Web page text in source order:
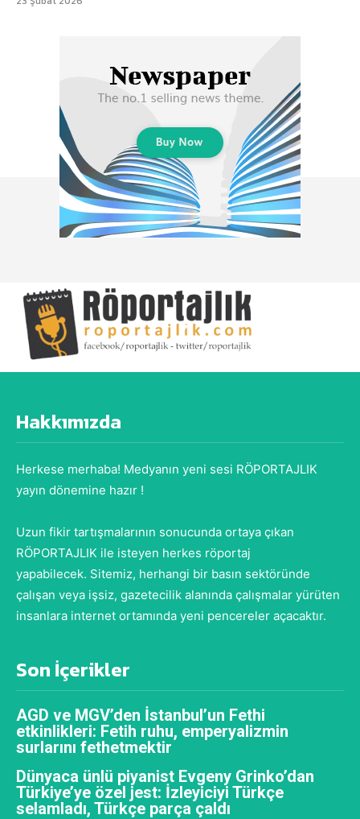
Hakkımızda
Herkese merhaba! Medyanın yeni sesi RÖPORTAJLIK
yayın dönemine hazır !
Uzun fikir tartışmalarının sonucunda ortaya çıkan
RÖPORTAJLIK ile isteyen herkes röportaj
yapabilecek. Sitemiz, herhangi bir basın sektöründe
çalışan veya işsiz, gazetecilik alanında çalışmalar yürüten
insanlara internet ortamında yeni pencereler açacaktır.
Son İçerikler
AGD ve MGV’den İstanbul’un Fethi
etkinlikleri: Fetih ruhu, emperyalizmin
surlarını fethetmektir
Dünyaca ünlü piyanist Evgeny Grinko’dan
Türkiye’ye özel jest: İzleyiciyi Türkçe
selamladı, Türkçe parça çaldı